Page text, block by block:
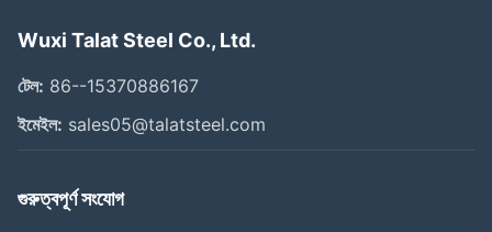
Wuxi Talat Steel Co., Ltd.
টেল: 86--15370886167
ইমেইল: sales05@talatsteel.com
গুরুত্বপূর্ণ সংযোগ